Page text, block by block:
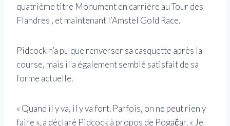
quatrième titre Monument en carrière au Tour des
Flandres , et maintenant l’Amstel Gold Race.
Pidcock n’a pu que renverser sa casquette après la
course, mais il a également semblé satisfait de sa
forme actuelle.
« Quand il y va, il y va fort. Parfois, on ne peut rien y
faire », a déclaré Pidcock à propos de Pogačar. « Je